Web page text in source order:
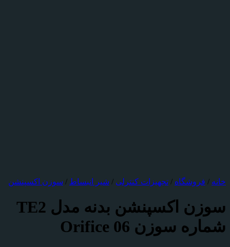
خانه / فروشگاه / تجهیزات کنترلی / شیر انبساط / سوزن اکسپنشن
سوزن اکسپنشن بدنه مدل TE2
شماره سوزن Orifice 06